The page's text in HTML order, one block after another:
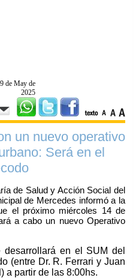
de May de
2025
un nuevo operativo
Será en el
de Salud y Acción Social del
de Mercedes informó a la
el próximo miércoles 14 de
a cabo un nuevo Operativo
desarrollará en el SUM del
(entre Dr. R. Ferrari y Juan
a partir de las 8:00hs.